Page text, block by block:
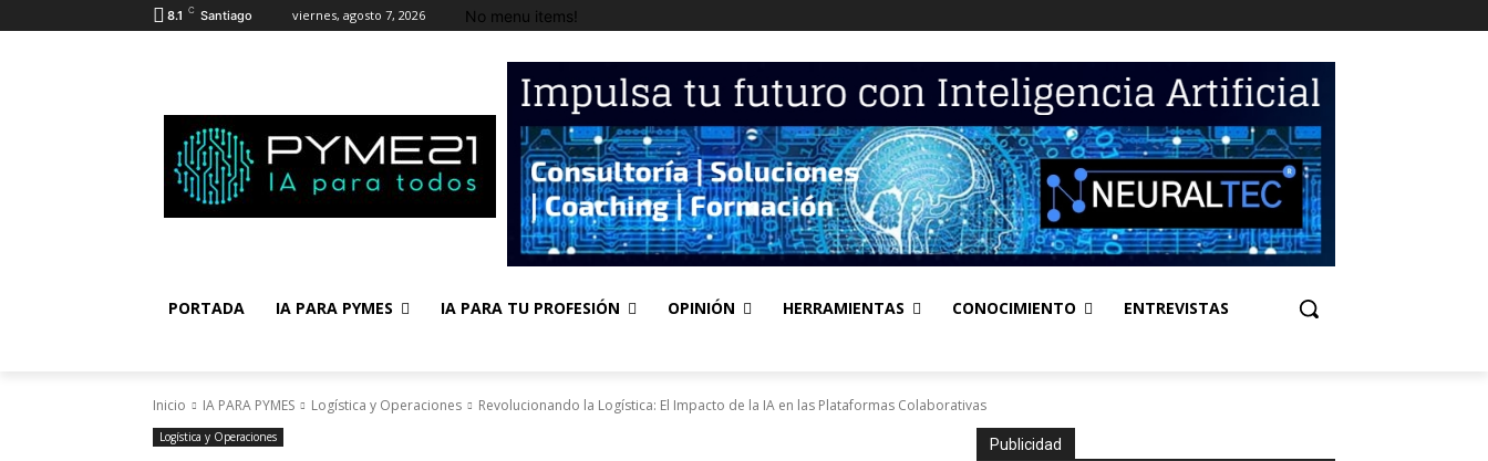
8.1 C Santiago viernes, agosto 7, 2026 No menu items!
PORTADA IA PARA PYMES IA PARA TU PROFESIÓN OPINIÓN HERRAMIENTAS CONOCIMIENTO ENTREVISTAS
Inicio IA PARA PYMES Logística y Operaciones Revolucionando la Logística: El Impacto de la IA en las Plataformas Colaborativas
Logística y Operaciones Publicidad